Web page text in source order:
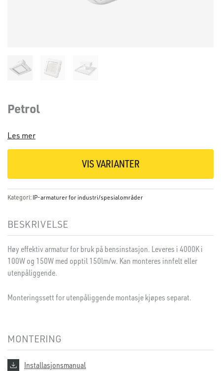
Petrol
Les mer
VIS VARIANTER
Kategori: IP-armaturer for industri/spesialområder
BESKRIVELSE
Høy effektiv armatur for bruk på bensinstasjon. Leveres i 4000K i
100W og 150W med opptil 150lm/w. Kan monteres innfelt eller
utenpåliggende.
Monteringssett for utenpåliggende montasje kjøpes separat.
MONTERING
Installasjonsmanual